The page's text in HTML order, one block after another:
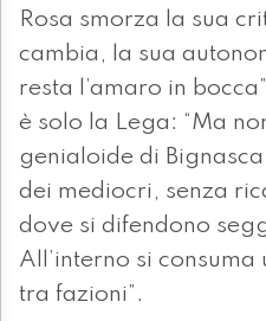
Rosa smorza la sua
cambia, la sua
resta l’amaro in
è solo la Lega: “Ma
genialoide di
dei mediocri, senza
dove si difendono
All’interno si
tra fazioni”.